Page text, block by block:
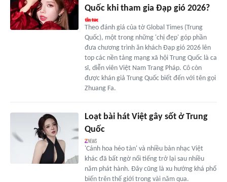
Quốc khi tham gia Đạp gió 2026?
Theo đánh giá của tờ Global Times (Trung
Quốc), một trong những 'chị đẹp' góp phần
đưa chương trình ăn khách Đạp gió 2026 lên
top các nền tảng mạng xã hội Trung Quốc là ca
sĩ, diễn viên Việt Nam Trang Pháp. Cô còn
được khán giả Trung Quốc biết đến với tên gọi
Zhuang Fa.
Loạt bài hát Việt gây sốt ở Trung
Quốc
'Cánh hoa héo tàn' và nhiều bản nhạc Việt
khác đã bất ngờ nổi tiếng trở lại sau nhiều
năm phát hành. Đây cũng là xu hướng khá phổ
biến trên thế giới trong vài năm qua.